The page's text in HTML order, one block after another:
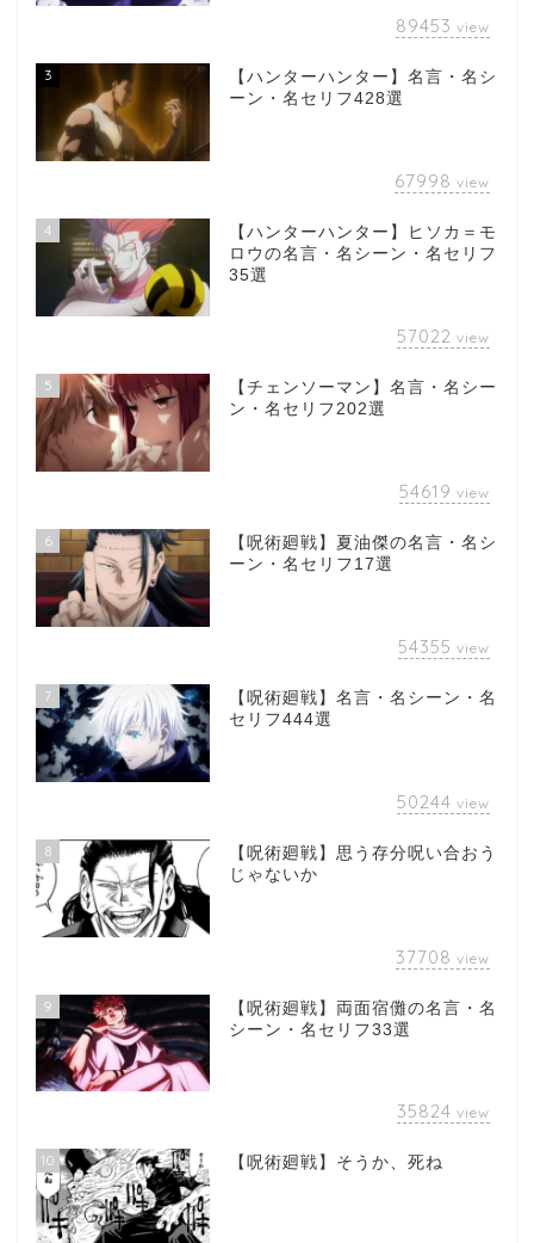
89453 view
3
【ハンターハンター】名言・名シ
ーン・名セリフ428選
67998 view
4
【ハンターハンター】ヒソカ＝モ
ロウの名言・名シーン・名セリフ
35選
57022 view
5
【チェンソーマン】名言・名シー
ン・名セリフ202選
54619 view
6
【呪術廻戦】夏油傑の名言・名シ
ーン・名セリフ17選
54355 view
7
【呪術廻戦】名言・名シーン・名
セリフ444選
50244 view
8
【呪術廻戦】思う存分呪い合おう
じゃないか
37708 view
9
【呪術廻戦】両面宿儺の名言・名
シーン・名セリフ33選
35824 view
10 【呪術廻戦】そうか、死ね